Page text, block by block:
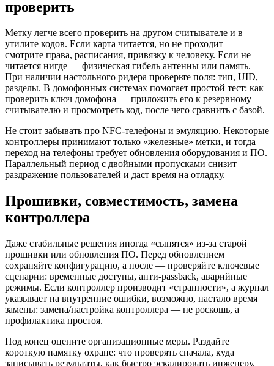
проверить
Метку легче всего проверить на другом считывателе и в
утилите кодов. Если карта читается, но не проходит —
смотрите права, расписания, привязку к человеку. Если не
читается нигде — физическая гибель антенны или память.
При наличии настольного ридера проверьте поля: тип, UID,
разделы. В домофонных системах помогает простой тест: как
проверить ключ домофона — приложить его к резервному
считывателю и просмотреть код, после чего сравнить с базой.
Не стоит забывать про NFC-телефоны и эмуляцию. Некоторые
контроллеры принимают только «железные» метки, и тогда
переход на телефоны требует обновления оборудования и ПО.
Параллельный период с двойными пропусками снизит
раздражение пользователей и даст время на отладку.
Прошивки, совместимость, замена
контроллера
Даже стабильные решения иногда «сыпятся» из-за старой
прошивки или обновления ПО. Перед обновлением
сохраняйте конфигурацию, а после — проверяйте ключевые
сценарии: временные доступы, анти-passback, аварийные
режимы. Если контроллер производит «странности», а журнал
указывает на внутренние ошибки, возможно, настало время
замены: замена/настройка контроллера — не роскошь, а
профилактика простоя.
Под конец оцените организационные меры. Раздайте
короткую памятку охране: что проверять сначала, куда
записывать результаты, как быстро эскалировать инженеру.